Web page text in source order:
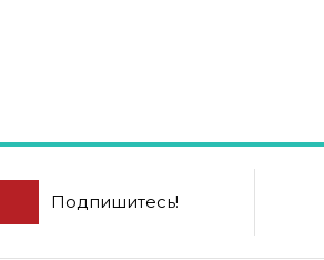
Подпишитесь!